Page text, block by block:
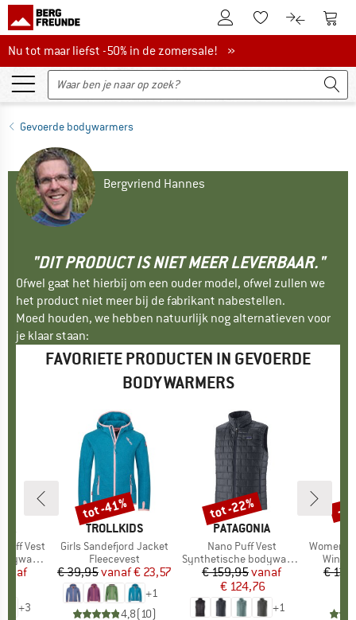
De klantenaccount
Naar deNaar de
Nu tot maar liefst -50% in de zomersale!
Nu tot maar liefst -50% in de zomersale! »
Gevoerde bodywarmers
Bergvriend Hannes
"DIT PRODUCT IS NIET MEER LEVERBAAR."
Ofwel gaat het hierbij om een ouder model, ofwel zullen we
het product niet meer bij de fabrikant nabestellen.
Moed houden, we hebben natuurlijk nog alternatieven voor
je klaar staan:
FAVORIETE PRODUCTEN IN GEVOERDE
BODYWARMERS
Vest
prijs
+3
MERK
TROLLKIDS
Artikel
Girls Sandefjord Jacket
Productgroep
Fleecevest
Prijs
€ 39,95 Verlaagde prijs
vanaf€ 23,57
+1
4,8(10)
Korting
tot -41%
MERK
PATAGONIA
Artikel
Nano Puff Vest
Productgroep
Synthetische bodywarmer
Prijs
€ 159,95Verlaagde prijs
vanaf
€ 124,76
+1
Korting
tot -22%
Artikel
Women's
€
-